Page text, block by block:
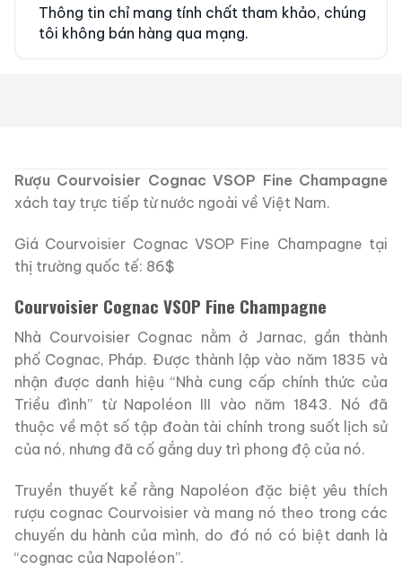
Thông tin chỉ mang tính chất tham khảo, chúng
tôi không bán hàng qua mạng.
Rượu Courvoisier Cognac VSOP Fine Champagne
xách tay trực tiếp từ nước ngoài về Việt Nam.
Giá Courvoisier Cognac VSOP Fine Champagne tại
thị trường quốc tế: 86$
Courvoisier Cognac VSOP Fine Champagne
Nhà Courvoisier Cognac nằm ở Jarnac, gần thành
phố Cognac, Pháp. Được thành lập vào năm 1835 và
nhận được danh hiệu “Nhà cung cấp chính thức của
Triều đình” từ Napoléon III vào năm 1843. Nó đã
thuộc về một số tập đoàn tài chính trong suốt lịch sử
của nó, nhưng đã cố gắng duy trì phong độ của nó.
Truyền thuyết kể rằng Napoléon đặc biệt yêu thích
rượu cognac Courvoisier và mang nó theo trong các
chuyến du hành của mình, do đó nó có biệt danh là
“cognac của Napoléon”.